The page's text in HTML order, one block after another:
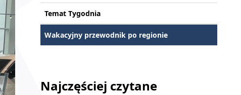
Temat Tygodnia
Wakacyjny przewodnik po regionie
Najczęściej czytane